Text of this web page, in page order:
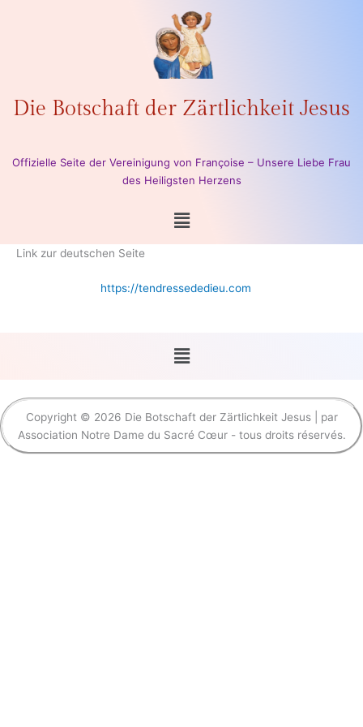
Die Botschaft der Zärtlichkeit Jesus
Offizielle Seite der Vereinigung von Françoise – Unsere Liebe Frau
des Heiligsten Herzens
Menü
Link zur deutschen Seite
https://tendressededieu.com
Menü
Copyright © 2026 Die Botschaft der Zärtlichkeit Jesus | par
Association Notre Dame du Sacré Cœur - tous droits réservés.